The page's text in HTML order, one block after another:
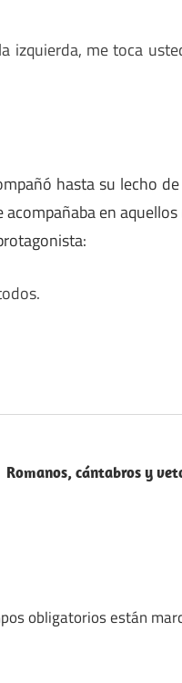
izquierda, me toca
hasta su lecho
en
Romanos, cántabros y
obligatorios están